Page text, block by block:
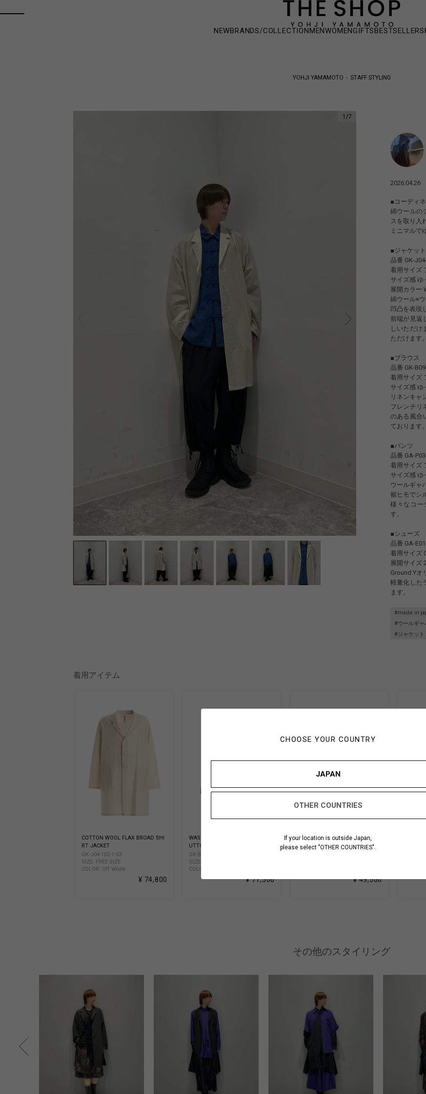
CHOOSE YOUR COUNTRY
JAPAN
OTHER COUNTRIES
If your location is outside Japan,
please select "OTHER COUNTRIES".
NEWBRANDS/COLLECTIONMENWOMENGIFTSBESTSELLERS
YOHJI YAMAMOTO STAFF STYLING
1 /7
2026.04.26
■コーディ
綿ウールの
スを取り入
ミニマルで
■ジャケット
品番 GK-
着用サイズ
サイズ感 ゆ
展開カラー
綿ウール×
凹凸を表現
前端が見返
しいただけ
ただけます。
■ブラウス
品番 GK-
着用サイズ
サイズ感 ゆ
リネンキャ
フレンチリ
のある風合
ております。
■パンツ
品番 GA-
着用サイズ
サイズ感 ゆ
ウールギャ
裾ヒモでシ
様々なコー
す。
■シューズ
品番 GA-
着用サイズ
展開サイズ
Ground Yオ
軽量化した
ます。
#made in
#ウールギャ
#ジャケット
着用アイテム
COTTON WOOL FLAX BROAD SHI
RT JACKET
GK-J04-102-1-03
SIZE: FREE SIZE
COLOR: Off White
¥ 74,800
WASHED LINEN CANVAS SHAKA B
UTTON SHIRT
GK-B09-301-1-03
SIZE: FREE SIZE
COLOR: Blue
¥ 71,500
WOOL GABARDINE BALLOON PAN
TS
¥ 49,500
その他のスタイリング